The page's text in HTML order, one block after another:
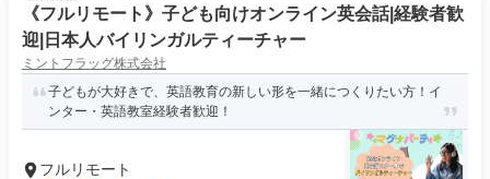
《フルリモート》子ども向けオンライン英会話|経験者歓
迎|日本人バイリンガルティーチャー
ミントフラッグ株式会社
子どもが大好きで、英語教育の新しい形を一緒につくりたい方！イ
ンター・英語教室経験者歓迎！
フルリモート